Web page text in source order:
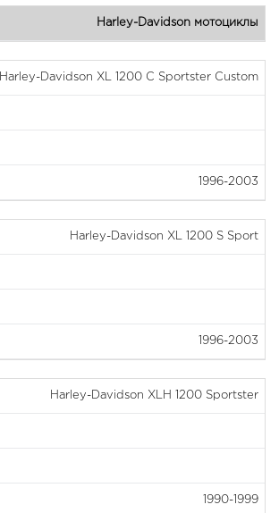
Harley-Davidson мотоциклы
Harley-Davidson XL 1200 C Sportster Custom
1996-2003
Harley-Davidson XL 1200 S Sport
1996-2003
Harley-Davidson XLH 1200 Sportster
1990-1999